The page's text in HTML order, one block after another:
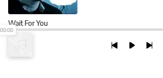
Wait For You
Elliott Yamin
00:00